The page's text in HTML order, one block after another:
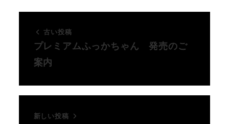
古い投稿
プレミアムふっかちゃん 発売のご
案内
新しい投稿